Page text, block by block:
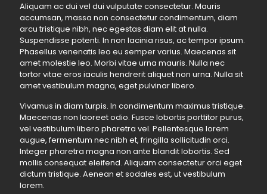
Aliquam ac dui vel dui vulputate consectetur. Mauris
accumsan, massa non consectetur condimentum, diam
arcu tristique nibh, nec egestas diam elit at nulla.
Suspendisse potenti. In non lacinia risus, ac tempor ipsum.
Phasellus venenatis leo eu semper varius. Maecenas sit
amet molestie leo. Morbi vitae urna mauris. Nulla nec
tortor vitae eros iaculis hendrerit aliquet non urna. Nulla sit
amet vestibulum magna, eget pulvinar libero.
Vivamus in diam turpis. In condimentum maximus tristique.
Maecenas non laoreet odio. Fusce lobortis porttitor purus,
vel vestibulum libero pharetra vel. Pellentesque lorem
augue, fermentum nec nibh et, fringilla sollicitudin orci.
Integer pharetra magna non ante blandit lobortis. Sed
mollis consequat eleifend. Aliquam consectetur orci eget
dictum tristique. Aenean et sodales est, ut vestibulum
lorem.